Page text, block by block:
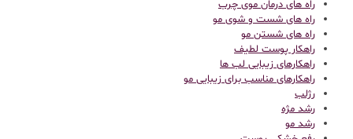
راه های درمان موی چرب
راه های شست و شوی مو
راه های شستن مو
راهکار پوست لطیف
راهکارهای زیبایی لب ها
راهکارهای مناسب برای زیبایی مو
رژلب
رشد مژه
رشد مو